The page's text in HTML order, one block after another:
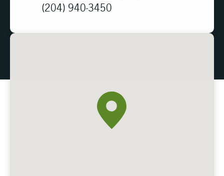
(204) 940-3450